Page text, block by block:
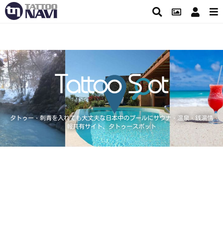
タトゥー・刺青を入れても大丈夫な日本中のプールにサウナ・温泉・銭湯情
報共有サイト、タトゥースポット